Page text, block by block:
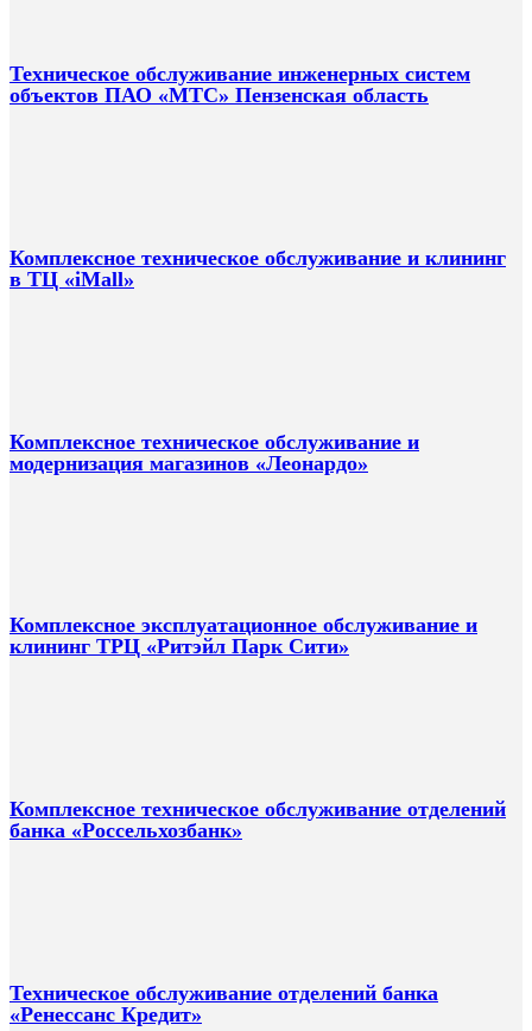
Техническое обслуживание инженерных систем
объектов ПАО «МТС» Пензенская область
Комплексное техническое обслуживание и клининг
в ТЦ «iMall»
Комплексное техническое обслуживание и
модернизация магазинов «Леонардо»
Комплексное эксплуатационное обслуживание и
клининг ТРЦ «Ритэйл Парк Сити»
Комплексное техническое обслуживание отделений
банка «Россельхозбанк»
Техническое обслуживание отделений банка
«Ренессанс Кредит»